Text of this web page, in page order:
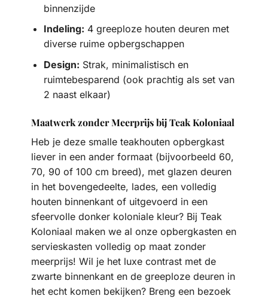
binnenzijde
Indeling: 4 greeploze houten deuren met
diverse ruime opbergschappen
Design: Strak, minimalistisch en
ruimtebesparend (ook prachtig als set van
2 naast elkaar)
Maatwerk zonder Meerprijs bij Teak Koloniaal
Heb je deze smalle teakhouten opbergkast
liever in een ander formaat (bijvoorbeeld 60,
70, 90 of 100 cm breed), met glazen deuren
in het bovengedeelte, lades, een volledig
houten binnenkant of uitgevoerd in een
sfeervolle donker koloniale kleur? Bij Teak
Koloniaal maken we al onze opbergkasten en
servieskasten volledig op maat zonder
meerprijs! Wil je het luxe contrast met de
zwarte binnenkant en de greeploze deuren in
het echt komen bekijken? Breng een bezoek